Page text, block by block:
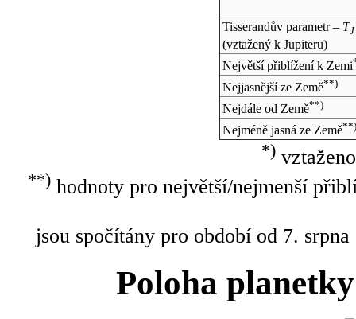
Tisserandův parametr – TJ
(vztažený k Jupiteru)
Největší přiblížení k Zemi
Nejjasnější ze Země**)
Nejdále od Země**)
Nejméně jasná ze Země**)
*)
**)hodnoty pro největší/nejmenší
jsou spočítány pro období od 7.
Poloha